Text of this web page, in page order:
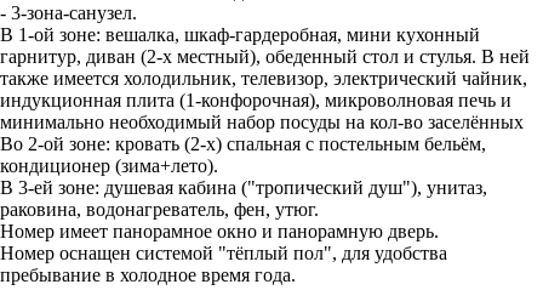
- 3-зона-санузел.
В 1-ой зоне: вешалка, шкаф-гардеробная, мини кухонный
гарнитур, диван (2-х местный), обеденный стол и стулья. В ней
также имеется холодильник, телевизор, электрический чайник,
индукционная плита (1-конфорочная), микроволновая печь и
минимально необходимый набор посуды на кол-во заселённых
Во 2-ой зоне: кровать (2-х) спальная с постельным бельём,
кондиционер (зима+лето).
В 3-ей зоне: душевая кабина ("тропический душ"), унитаз,
раковина, водонагреватель, фен, утюг.
Номер имеет панорамное окно и панорамную дверь.
Номер оснащен системой "тёплый пол", для удобства
пребывание в холодное время года.